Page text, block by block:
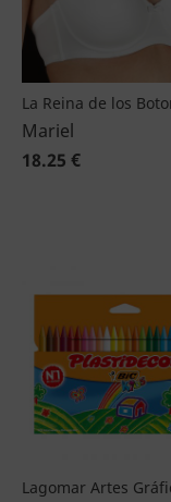
La Reina de los
Mariel
18.25 €
Lagomar Artes